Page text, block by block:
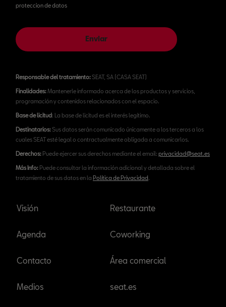
proteccion de datos
Enviar
Responsable del tratamiento:SEAT, SA (CASA SEAT)
Finalidades:Mantenerle informado acerca de los productos y servicios,
programación y contenidos relacionados con el espacio.
Base de licitud: La base de licitud es el interés legítimo.
Destinatarios:Sus datos serán comunicado únicamente a los terceros a los
cuales SEAT esté legal o contractualmente obligada a comunicarlos.
Derechos: Puede ejercer sus derechos mediante el email: privacidad@seat.es
Más Info: Puede consultar la información adicional y detallada sobre el
tratamiento de sus datos en la Política de Privacidad.
Visión
Agenda
Contacto
Medios
Restaurante
Coworking
Área comercial
seat.es